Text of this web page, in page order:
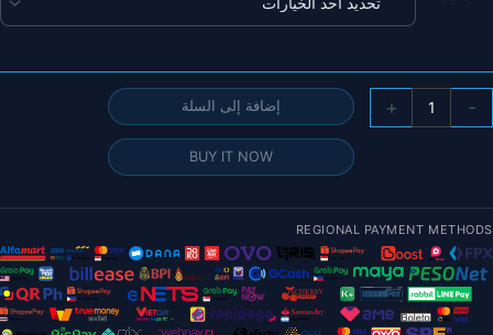
-
T-
2
قطعة
+ إضافة إلى السلة
BUY IT NOW
REGIONAL PAYMENT METHODS